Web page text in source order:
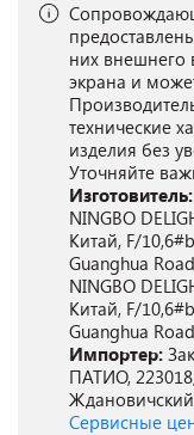
них внешнего
экрана и
технические
изделия без
Уточняйте
Изготовитель:
NINGBO
Китай, F/
Guanghua
NINGBO
Китай, F/
Guanghua
Импортер:
ПАТИО,
Ждановичский
Сервисные